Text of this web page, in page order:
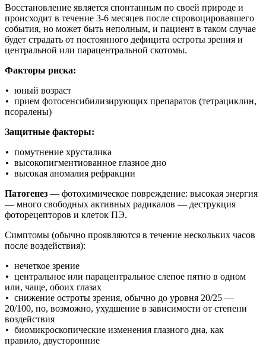
Восстановление является спонтанным по своей природе и
происходит в течение 3-6 месяцев после спровоцировавшего
события, но может быть неполным, и пациент в таком случае
будет страдать от постоянного дефицита остроты зрения и
центральной или парацентральной скотомы.
Факторы риска:
• юный возраст
• прием фотосенсибилизирующих препаратов (тетрациклин,
псоралены)
Защитные факторы:
• помутнение хрусталика
• высокопигментиованное глазное дно
• высокая аномалия рефракции
Патогенез — фотохимическое повреждение: высокая энергия
— много свободных активных радикалов — деструкция
фоторецепторов и клеток ПЭ.
Симптомы (обычно проявляются в течение нескольких часов
после воздействия):
• нечеткое зрение
• центральное или парацентральное слепое пятно в одном
или, чаще, обоих глазах
• снижение остроты зрения, обычно до уровня 20/25 —
20/100, но, возможно, ухудшение в зависимости от степени
воздействия
• биомикроскопические изменения глазного дна, как
правило, двусторонние